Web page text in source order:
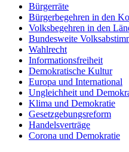
Bürgerräte
Bürgerbegehren in den
Volksbegehren in den
Bundesweite
Wahlrecht
Informationsfreiheit
Demokratische Kultur
Europa und International
Ungleichheit und
Klima und Demokratie
Gesetzgebungsreform
Handelsverträge
Corona und Demokratie